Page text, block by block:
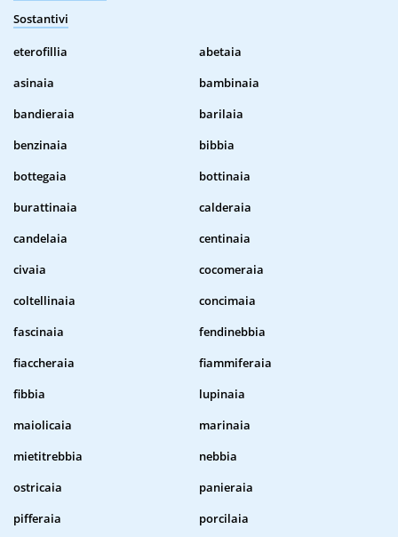
Sostantivi
eterofillia
abetaia
asinaia
bambinaia
bandieraia
barilaia
benzinaia
bibbia
bottegaia
bottinaia
burattinaia
calderaia
candelaia
centinaia
civaia
cocomeraia
coltellinaia
concimaia
fascinaia
fendinebbia
fiaccheraia
fiammiferaia
fibbia
lupinaia
maiolicaia
marinaia
mietitrebbia
nebbia
ostricaia
panieraia
pifferaia
porcilaia